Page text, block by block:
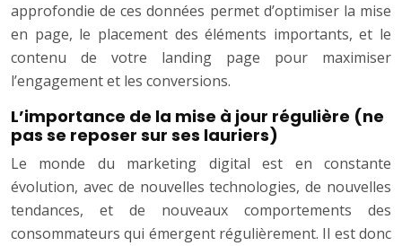
approfondie de ces données permet d’optimiser la mise
en page, le placement des éléments importants, et le
contenu de votre landing page pour maximiser
l’engagement et les conversions.
L’importance de la mise à jour régulière (ne
pas se reposer sur ses lauriers)
Le monde du marketing digital est en constante
évolution, avec de nouvelles technologies, de nouvelles
tendances, et de nouveaux comportements des
consommateurs qui émergent régulièrement. Il est donc